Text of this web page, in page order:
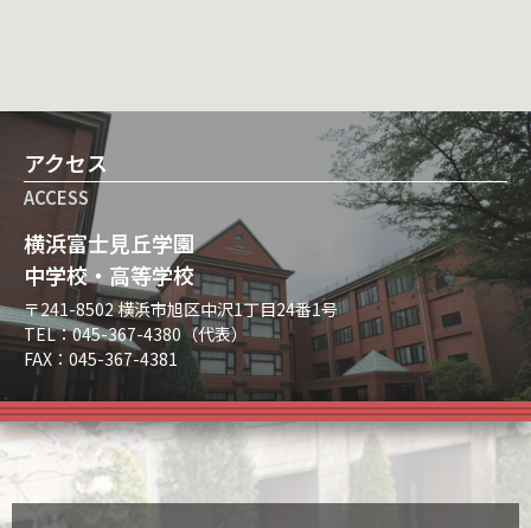
アクセス
ACCESS
横浜富士見丘学園
中学校・高等学校
〒241-8502 横浜市旭区中沢1丁目24番1号
TEL：045-367-4380（代表）
FAX：045-367-4381